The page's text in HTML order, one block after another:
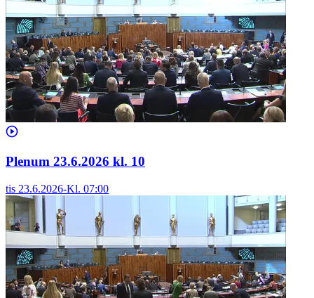
Plenum 23.6.2026 kl. 10
tis 23.6.2026-Kl. 07:00